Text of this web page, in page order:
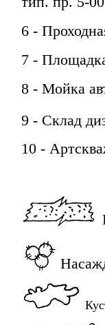
6 -
7 -
8 - Мойка
9 - Склад
10 -